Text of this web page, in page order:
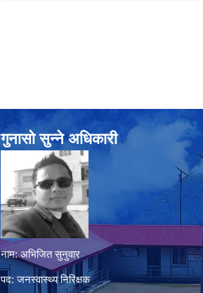
गुनासो सुन्‍ने अधिकारी
नाम: अभिजित सुनुवार
पद: जनस्वास्थ्य निरिक्षक